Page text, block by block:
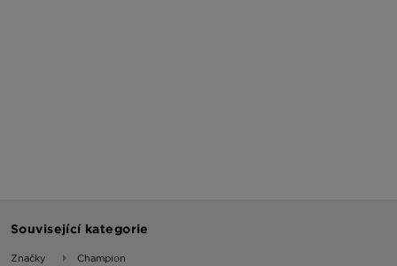
Související kategorie
Značky Champion